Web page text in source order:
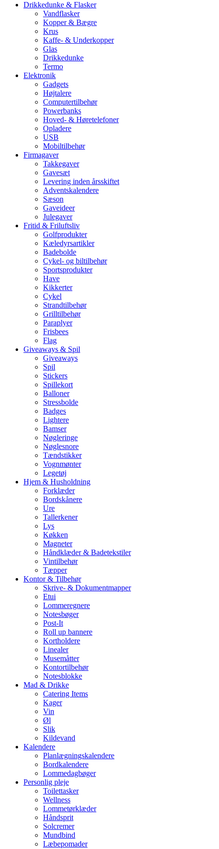
Drikkedunke & Flasker
Vandflasker
Kopper & Bægre
Krus
Kaffe- & Underkopper
Glas
Drikkedunke
Termo
Elektronik
Gadgets
Højtalere
Computertilbehør
Powerbanks
Hoved- & Høretelefoner
Opladere
USB
Mobiltilbehør
Firmagaver
Takkegaver
Gavesæt
Levering inden årsskiftet
Adventskalendere
Sæson
Gaveideer
Julegaver
Fritid & Friluftsliv
Golfprodukter
Kæledyrsartikler
Badebolde
Cykel- og biltilbehør
Sportsprodukter
Have
Kikkerter
Cykel
Strandtilbehør
Grilltilbehør
Paraplyer
Frisbees
Flag
Giveaways & Spil
Giveaways
Spil
Stickers
Spillekort
Balloner
Stressbolde
Badges
Lightere
Bamser
Nøgleringe
Nøglesnore
Tændstikker
Vognmønter
Legetøj
Hjem & Husholdning
Forklæder
Bordskånere
Ure
Tallerkener
Lys
Køkken
Magneter
Håndklæder & Badetekstiler
Vintilbehør
Tæpper
Kontor & Tilbehør
Skrive- & Dokumentmapper
Etui
Lommeregnere
Notesbøger
Post-It
Roll up bannere
Kortholdere
Linealer
Musemåtter
Kontortilbehør
Notesblokke
Mad & Drikke
Catering Items
Kager
Vin
Øl
Slik
Kildevand
Kalendere
Planlægningskalendere
Bordkalendere
Lommedagbøger
Personlig pleje
Toilettasker
Wellness
Lommetørklæder
Håndsprit
Solcremer
Mundbind
Læbepomader